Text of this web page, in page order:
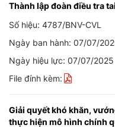
Thành lập đoàn điều tra
Số hiệu: 4787/BNV-CVL
Ngày ban hành: 07/07/
Ngày hiệu lực: 07/07/2025
File đính kèm:
Giải quyết khó khăn,
thực hiện mô hình chính